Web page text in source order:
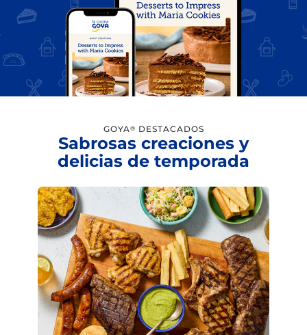
GOYA® DESTACADOS
Sabrosas creaciones y
delicias de temporada